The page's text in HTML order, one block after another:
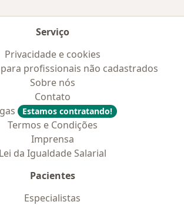
Serviço
Privacidade e cookies
profissionais não cadastrados
Sobre nós
Contato
Estamos contratando!
Termos e Condições
Imprensa
Lei da Igualdade Salarial
Pacientes
Especialistas